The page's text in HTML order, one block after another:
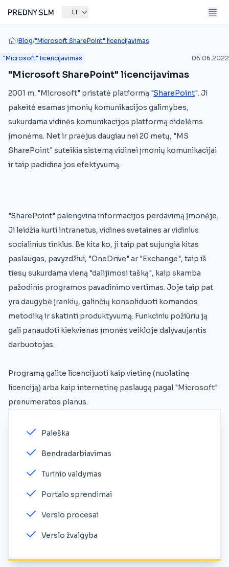
LT
/Blog/"Microsoft SharePoint" licencijavimas
"Microsoft" licencijavimas 06.06.2022
"Microsoft SharePoint" licencijavimas
2001 m. "Microsoft" pristatė platformą "SharePoint". Ji
pakeitė esamas įmonių komunikacijos galimybes,
sukurdama vidinės komunikacijos platformą didelėms
įmonėms. Net ir praėjus daugiau nei 20 metų, "MS
SharePoint" suteikia sistemą vidinei įmonių komunikacijai
ir taip padidina jos efektyvumą.
"SharePoint" palengvina informacijos perdavimą įmonėje.
Ji leidžia kurti intranetus, vidines svetaines ar vidinius
socialinius tinklus. Be kita ko, ji taip pat sujungia kitas
paslaugas, pavyzdžiui, "OneDrive" ar "Exchange", taip iš
tiesų sukurdama vieną "dalijimosi tašką", kaip skamba
pažodinis programos pavadinimo vertimas. Joje taip pat
yra daugybė įrankių, galinčių konsoliduoti komandos
metodiką ir skatinti produktyvumą. Funkciniu požiūriu ją
gali panaudoti kiekvienas įmonės veikloje dalyvaujantis
darbuotojas.
Programą galite licencijuoti kaip vietinę (nuolatinę
licenciją) arba kaip internetinę paslaugą pagal "Microsoft"
prenumeratos planus.
Paieška
Bendradarbiavimas
Turinio valdymas
Portalo sprendimai
Verslo procesai
Verslo žvalgyba